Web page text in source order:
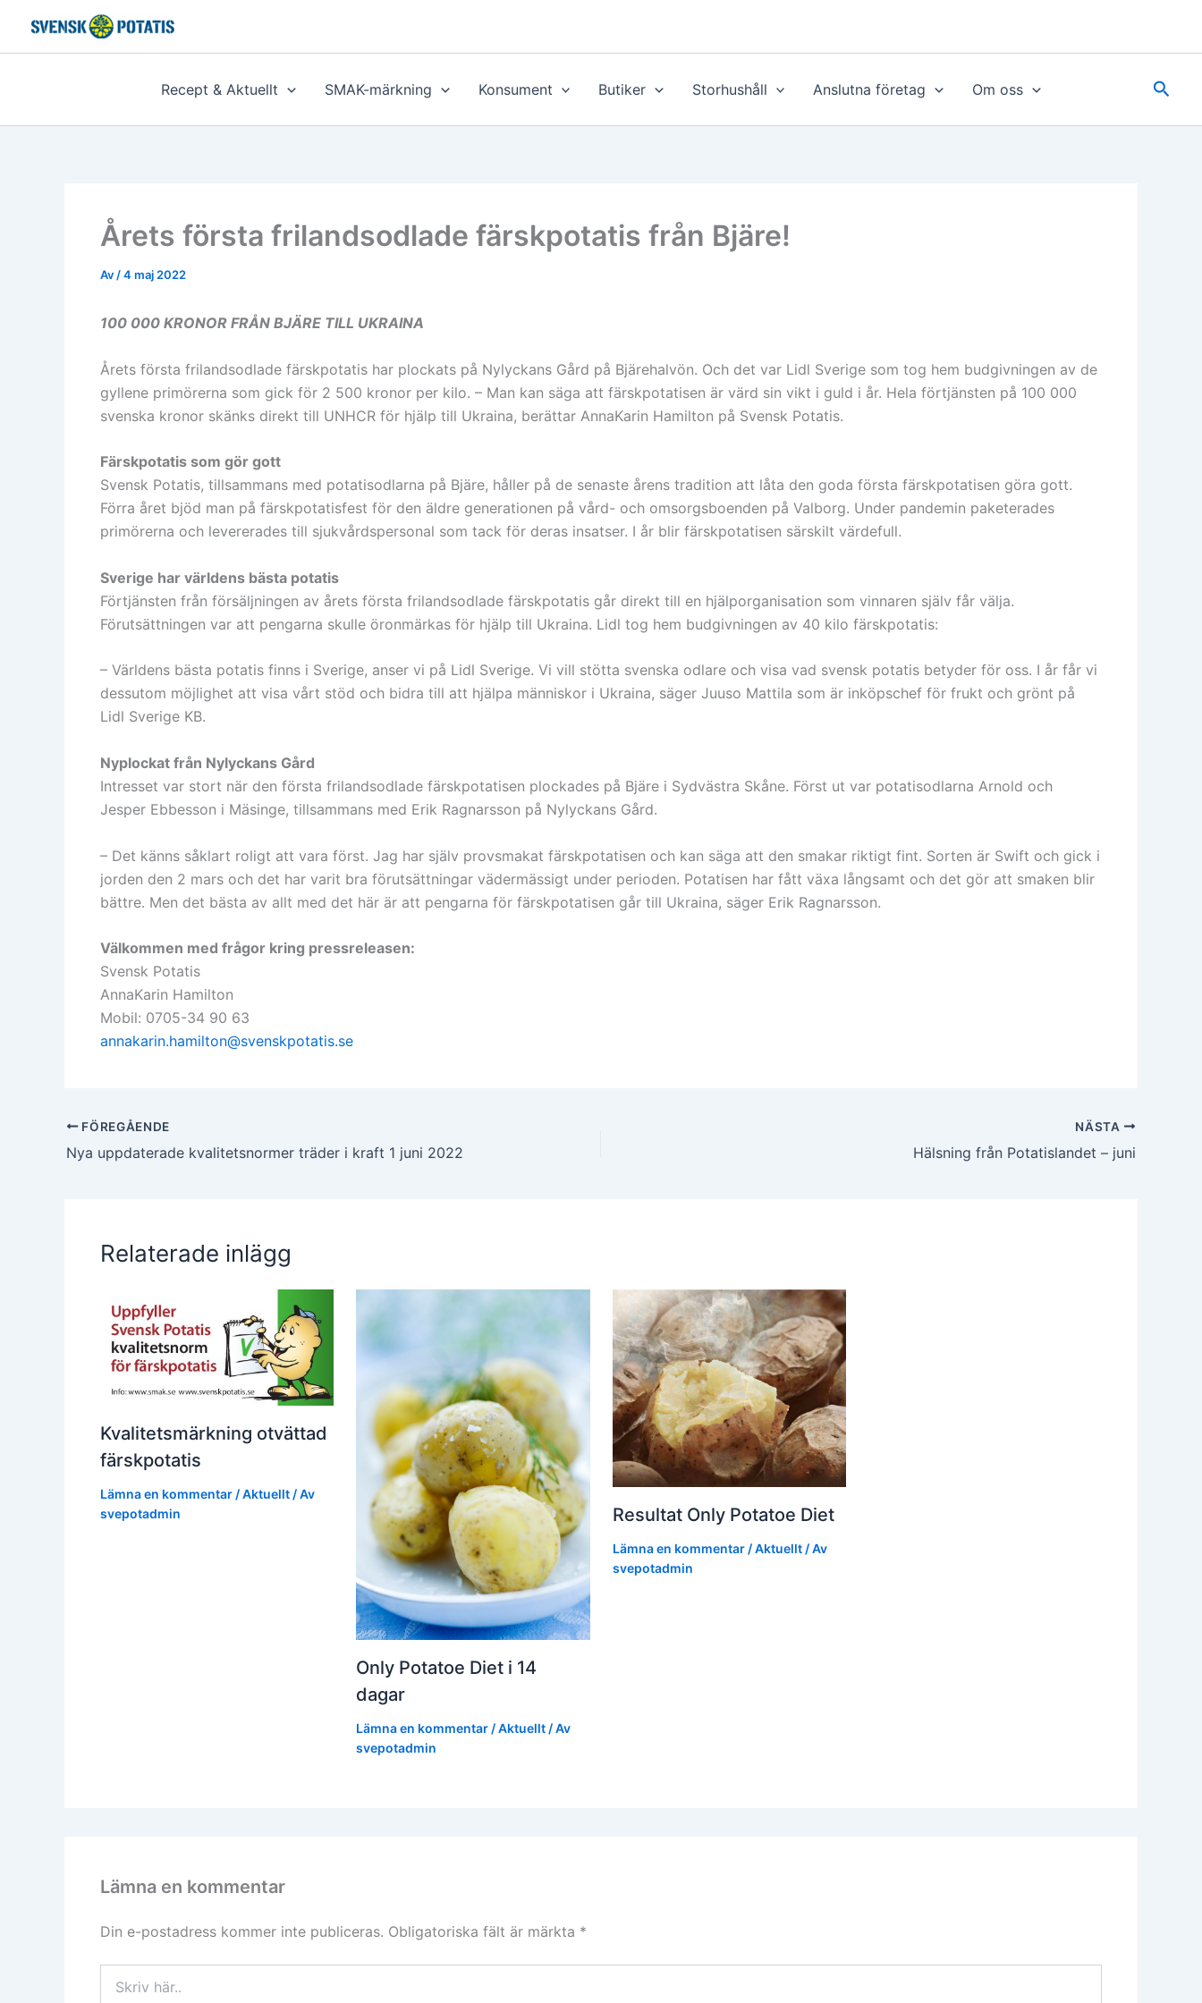
innehåll
Recept & Aktuellt
SMAK-märkning Konsument Butiker Storhushåll Anslutna företag Om oss Sök
Årets första frilandsodlade färskpotatis från Bjäre!
Av /4 maj 2022
100 000 KRONOR FRÅN BJÄRE TILL UKRAINA
Årets första frilandsodlade färskpotatis har plockats på Nylyckans Gård på Bjärehalvön. Och det var Lidl Sverige som tog hem budgivningen av de
gyllene primörerna som gick för 2 500 kronor per kilo. – Man kan säga att färskpotatisen är värd sin vikt i guld i år. Hela förtjänsten på 100 000
svenska kronor skänks direkt till UNHCR för hjälp till Ukraina, berättar AnnaKarin Hamilton på Svensk Potatis.
Färskpotatis som gör gott
Svensk Potatis, tillsammans med potatisodlarna på Bjäre, håller på de senaste årens tradition att låta den goda första färskpotatisen göra gott.
Förra året bjöd man på färskpotatisfest för den äldre generationen på vård- och omsorgsboenden på Valborg. Under pandemin paketerades
primörerna och levererades till sjukvårdspersonal som tack för deras insatser. I år blir färskpotatisen särskilt värdefull.
Sverige har världens bästa potatis
Förtjänsten från försäljningen av årets första frilandsodlade färskpotatis går direkt till en hjälporganisation som vinnaren själv får välja.
Förutsättningen var att pengarna skulle öronmärkas för hjälp till Ukraina. Lidl tog hem budgivningen av 40 kilo färskpotatis:
– Världens bästa potatis finns i Sverige, anser vi på Lidl Sverige. Vi vill stötta svenska odlare och visa vad svensk potatis betyder för oss. I år får vi
dessutom möjlighet att visa vårt stöd och bidra till att hjälpa människor i Ukraina, säger Juuso Mattila som är inköpschef för frukt och grönt på
Lidl Sverige KB.
Nyplockat från Nylyckans Gård
Intresset var stort när den första frilandsodlade färskpotatisen plockades på Bjäre i Sydvästra Skåne. Först ut var potatisodlarna Arnold och
Jesper Ebbesson i Mäsinge, tillsammans med Erik Ragnarsson på Nylyckans Gård.
– Det känns såklart roligt att vara först. Jag har själv provsmakat färskpotatisen och kan säga att den smakar riktigt fint. Sorten är Swift och gick i
jorden den 2 mars och det har varit bra förutsättningar vädermässigt under perioden. Potatisen har fått växa långsamt och det gör att smaken blir
bättre. Men det bästa av allt med det här är att pengarna för färskpotatisen går till Ukraina, säger Erik Ragnarsson.
Välkommen med frågor kring pressreleasen:
Svensk Potatis
AnnaKarin Hamilton
Mobil: 0705-34 90 63
annakarin.hamilton@svenskpotatis.se
FÖREGÅENDE
Nya uppdaterade kvalitetsnormer träder i kraft 1 juni 2022
NÄSTA
Hälsning från Potatislandet – juni
Relaterade inlägg
Kvalitetsmärkning otvättad
färskpotatis
Lämna en kommentar /Aktuellt / Av
svepotadmin
Only Potatoe Diet i 14
dagar
Lämna en kommentar /Aktuellt / Av
svepotadmin
Resultat Only Potatoe Diet
Lämna en kommentar /Aktuellt/ Av
svepotadmin
Lämna en kommentar
Din e-postadress kommer inte publiceras. Obligatoriska fält är märkta *
här..